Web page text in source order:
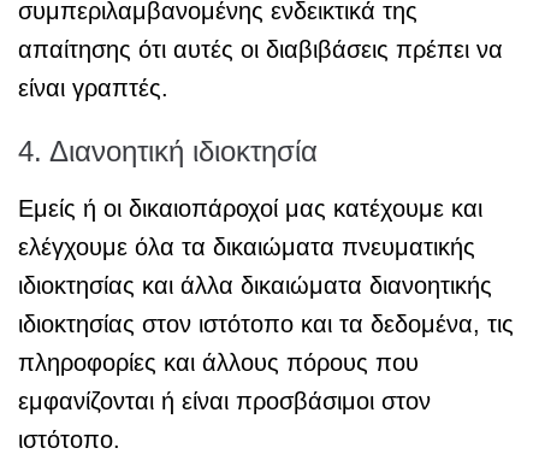
συμπεριλαμβανομένης ενδεικτικά της
απαίτησης ότι αυτές οι διαβιβάσεις πρέπει να
είναι γραπτές.
4. Διανοητική ιδιοκτησία
Εμείς ή οι δικαιοπάροχοί μας κατέχουμε και
ελέγχουμε όλα τα δικαιώματα πνευματικής
ιδιοκτησίας και άλλα δικαιώματα διανοητικής
ιδιοκτησίας στον ιστότοπο και τα δεδομένα, τις
πληροφορίες και άλλους πόρους που
εμφανίζονται ή είναι προσβάσιμοι στον
ιστότοπο.